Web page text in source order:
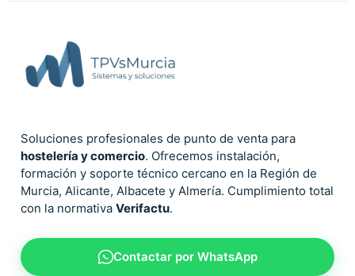
Soluciones profesionales de punto de venta para
hostelería y comercio. Ofrecemos instalación,
formación y soporte técnico cercano en la Región de
Murcia, Alicante, Albacete y Almería. Cumplimiento total
con la normativa Verifactu.
Contactar por WhatsApp